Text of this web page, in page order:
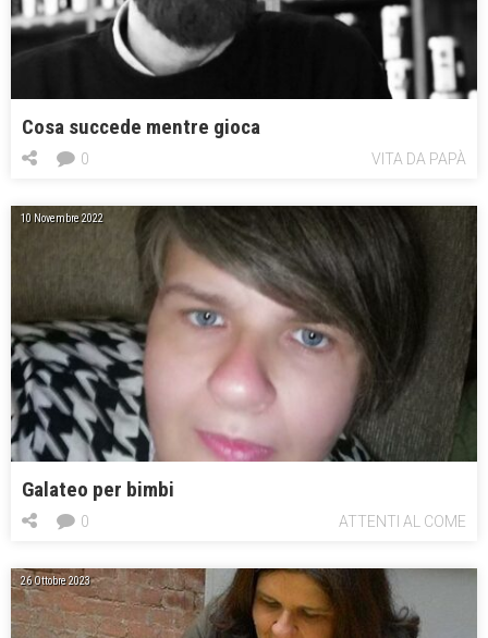
Cosa succede mentre gioca
VITA DA PAPÀ
0
10 Novembre 2022
Galateo per bimbi
ATTENTI AL COME
0
26 Ottobre 2023